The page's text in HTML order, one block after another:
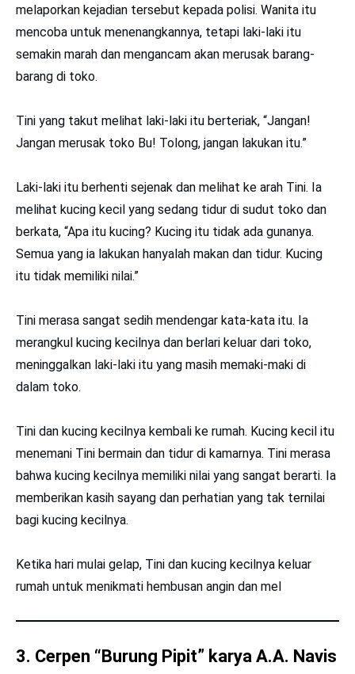
melaporkan kejadian tersebut kepada polisi. Wanita itu
mencoba untuk menenangkannya, tetapi laki-laki itu
semakin marah dan mengancam akan merusak barang-
barang di toko.
Tini yang takut melihat laki-laki itu berteriak, “Jangan!
Jangan merusak toko Bu! Tolong, jangan lakukan itu.”
Laki-laki itu berhenti sejenak dan melihat ke arah Tini. Ia
melihat kucing kecil yang sedang tidur di sudut toko dan
berkata, “Apa itu kucing? Kucing itu tidak ada gunanya.
Semua yang ia lakukan hanyalah makan dan tidur. Kucing
itu tidak memiliki nilai.”
Tini merasa sangat sedih mendengar kata-kata itu. Ia
merangkul kucing kecilnya dan berlari keluar dari toko,
meninggalkan laki-laki itu yang masih memaki-maki di
dalam toko.
Tini dan kucing kecilnya kembali ke rumah. Kucing kecil itu
menemani Tini bermain dan tidur di kamarnya. Tini merasa
bahwa kucing kecilnya memiliki nilai yang sangat berarti. Ia
memberikan kasih sayang dan perhatian yang tak ternilai
bagi kucing kecilnya.
Ketika hari mulai gelap, Tini dan kucing kecilnya keluar
rumah untuk menikmati hembusan angin dan mel
3. Cerpen “Burung Pipit” karya A.A. Navis